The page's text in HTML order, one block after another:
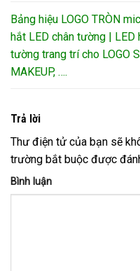
Bảng hiệu LOGO TRÒN
hắt LED chân tường | LED
tường trang trí cho LOGO
MAKEUP, ….
Trả lời
Thư điện tử của bạn sẽ
trường bắt buộc được
Bình luận